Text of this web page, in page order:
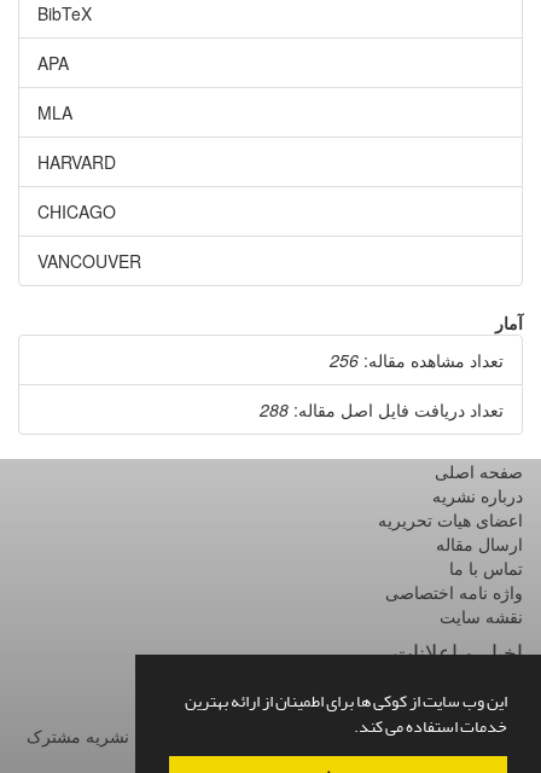
این وب سایت از کوکی ها برای اطمینان از ارائه بهترین
خدمات استفاده می کند.
BibTeX
APA
MLA
HARVARD
CHICAGO
VANCOUVER
آمار
تعداد مشاهده مقاله: 256
تعداد دریافت فایل اصل مقاله: 288
صفحه اصلی
درباره نشریه
اعضای هیات تحریریه
ارسال مقاله
تماس با ما
واژه نامه اختصاصی
نقشه سایت
اخبار و اعلانات
اشتراک خبرنامه
برای دریافت اخبار و اطلاعیه های مهم نشریه در خبرنامه نشریه مشترک
شوید.